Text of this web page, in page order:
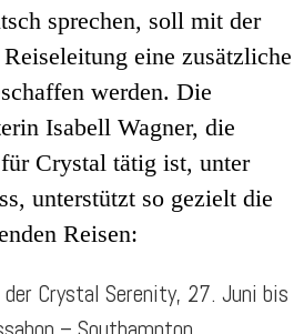
sprechen, soll mit der
eine zusätzliche
werden. Die
Isabell Wagner, die
Crystal tätig ist, unter
unterstützt so gezielt die
Reisen:
Crystal Serenity, 27. Juni bis